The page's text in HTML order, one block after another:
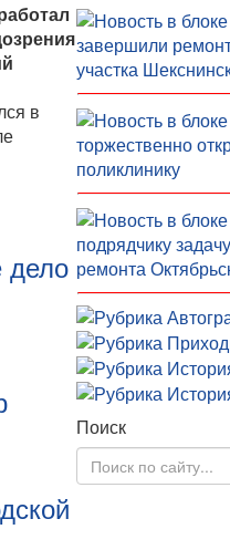
в
дело
завершили
участка
торжественно
поликлинику
подрядчику
ремонта
Поиск